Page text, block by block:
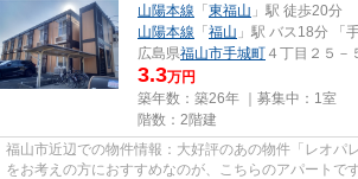
山陽本線 「 東福山 」駅 徒歩20分
山陽本線 「 福山 」駅 バス18分 「
広島県福山市手城町 ４丁目２５－
3.3万円
築年数：築26年 ｜募集中： 1室
階数：2階建
福山市近辺での物件情報：大好評のあの物件「レオパ
をお考えの方におすすめなのが、こちらのアパートで